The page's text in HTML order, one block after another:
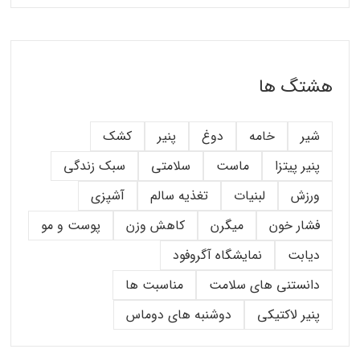
هشتگ ها
شیر خامه دوغ پنیر
کشک
پنیر پیتزا
ماست سلامتی
سبک زندگی
ورزش
لبنیات تغذیه سالم
آشپزی
فشار خون
میگرن کاهش وزن
پوست و مو
دیابت
نمایشگاه آگروفود
دانستنی های سلامت
مناسبت ها
پنیر لاکتیکی
دوشنبه های دوماس